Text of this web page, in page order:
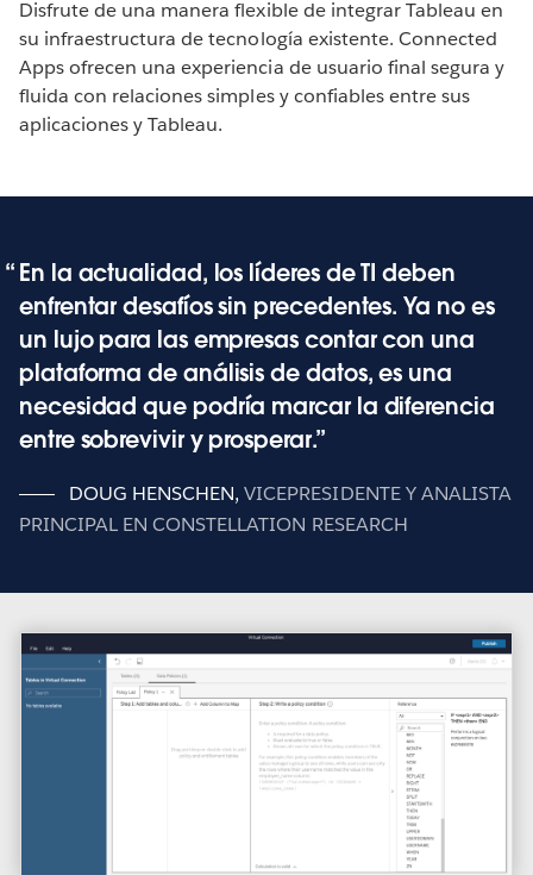
Disfrute de una manera flexible de integrar Tableau en
su infraestructura de tecnología existente. Connected
Apps ofrecen una experiencia de usuario final segura y
fluida con relaciones simples y confiables entre sus
aplicaciones y Tableau.
En la actualidad, los líderes de TI deben
enfrentar desafíos sin precedentes. Ya no es
un lujo para las empresas contar con una
plataforma de análisis de datos, es una
necesidad que podría marcar la diferencia
entre sobrevivir y prosperar.
DOUG HENSCHEN, VICEPRESIDENTE Y ANALISTA
PRINCIPAL EN CONSTELLATION RESEARCH